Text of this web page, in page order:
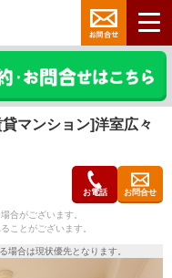
マンション]洋室広々
お電話 お問合せ
合がございます。
ことがございます。
合は現状優先となります。